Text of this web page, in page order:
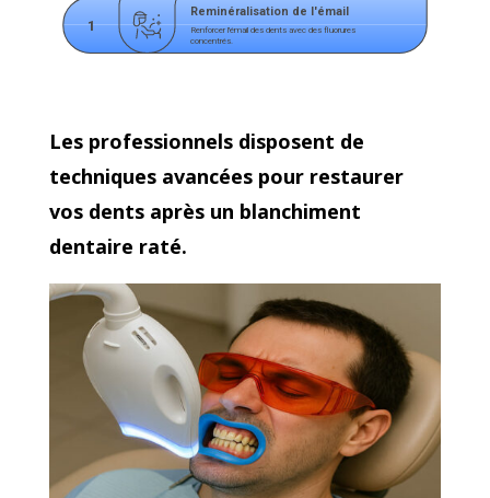
Renforcer l'émail des dents avec des fluorures
concentrés.
Reminéralisation de l'émail
1
Les professionnels disposent de
techniques avancées pour restaurer
vos dents après un blanchiment
dentaire raté.